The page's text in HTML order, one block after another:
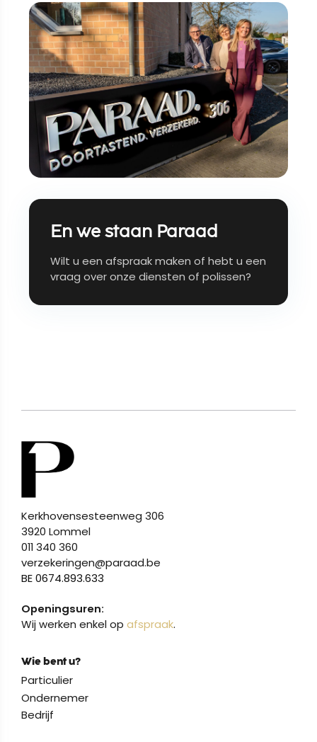
En we staan Paraad
Wilt u een afspraak maken of hebt u een
vraag over onze diensten of polissen?
Kerkhovensesteenweg 306
3920 Lommel
011 340 360
verzekeringen@paraad.be
BE 0674.893.633
Openingsuren:
Wij werken enkel op afspraak.
Wie bent u?
Particulier
Ondernemer
Bedrijf